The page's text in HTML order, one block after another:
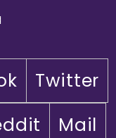
Twitter
Mail